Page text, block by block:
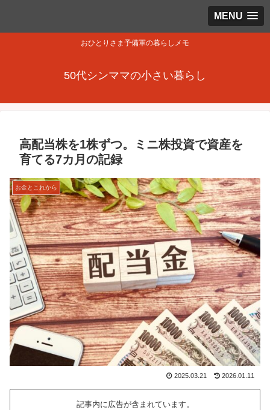
MENU
おひとりさま予備軍の暮らしメモ
50代シンママの小さい暮らし
高配当株を1株ずつ。ミニ株投資で資産を
育てる7カ月の記録
お金とこれから
2025.03.21 2026.01.11
記事内に広告が含まれています。